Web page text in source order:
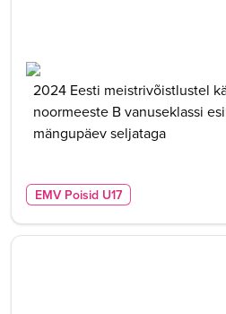
2024 Eesti meistrivõistlustel
noormeeste B vanuseklassi
mängupäev seljataga
EMV Poisid U17